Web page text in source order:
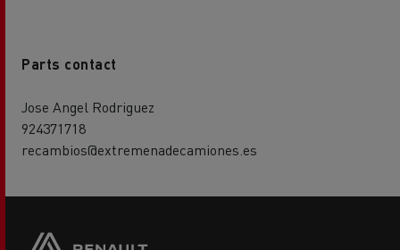
Parts contact
Jose Angel Rodriguez
924371718
recambios@extremenadecamiones.es